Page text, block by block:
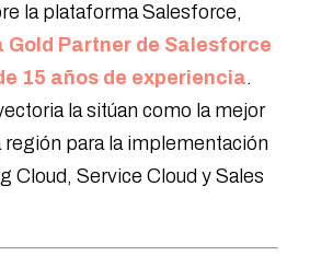
la plataforma Salesforce,
Partner de Salesforce
15 años de experiencia.
la sitúan como la mejor
región para la implementación
Cloud, Service Cloud y Sales